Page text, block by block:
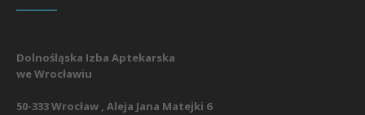
Dolnośląska Izba Aptekarska
we Wrocławiu
50-333 Wrocław , Aleja Jana Matejki 6